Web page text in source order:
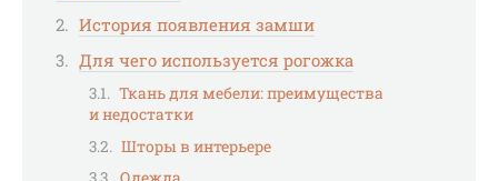
История появления замши
Для чего используется рогожка
Ткань для мебели: преимущества
и недостатки
Шторы в интерьере